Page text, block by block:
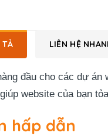
TẢ LIÊN HỆ
đầu cho các dự
website của bạn
hấp dẫn